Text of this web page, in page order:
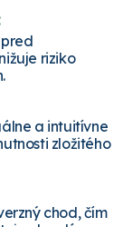
riziko
a intuitívne
zložitého
chod, čím